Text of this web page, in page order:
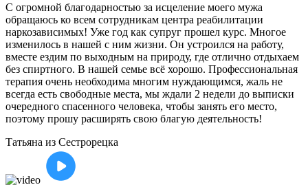
С огромной благодарностью за исцеление моего мужа
обращаюсь ко всем сотрудникам центра реабилитации
наркозависимых! Уже год как супруг прошел курс. Многое
изменилось в нашей с ним жизни. Он устроился на работу,
вместе ездим по выходным на природу, где отлично отдыхаем
без спиртного. В нашей семье всё хорошо. Профессиональная
терапия очень необходима многим нуждающимся, жаль не
всегда есть свободные места, мы ждали 2 недели до выписки
очередного спасенного человека, чтобы занять его место,
поэтому прошу расширять свою благую деятельность!
Татьяна из Сестрорецка